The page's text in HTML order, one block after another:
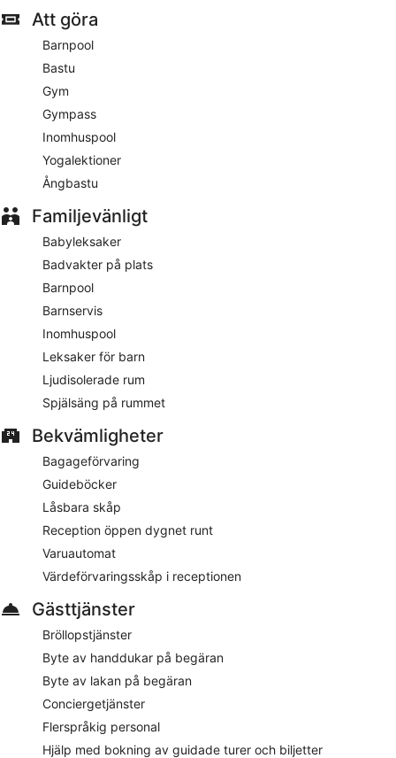
Wyndham Grand Yichang Riverside har en inomhuspool,
barnpool och ett gym. Här ingår gratis parkeringsservice.
Flerspråkig personal i receptionen kan hjälpa dig dygnet runt
med bokning av guidade turer och biljetter,
kemtvätt/tvättjänster och tillgång till värdeskåp. Detta hotell
i lyxstil har dessutom en bastu, en takterrass och gratis wi-fi i
Wyndham Grand Yichang Riverside erbjuder gäster tillträde
restauranger och kafé på plats.Du kan njuta av en drink på
baren/loungen. Gratis mottagning med manager erbjuds
uppkoppling.
7 mötesrum och kontorsplatser erbjuds. Möteslokaler på
detta hotell är 920 kvadratmeter och här finns
konferenscenter. Takterrass, varuautomat och flerspråkig
personal finns tillgängliga på Wyndham Grand Yichang
Riverside i lyxstil. Här erbjuds parkering och
parkeringsservice.Wyndham Grand Yichang Riverside
helrenoverades augusti 2025.
Rökning tillåts endast på särskilda platser på detta hotell
med 4,5 stjärnor i Yichang.
Mottagning med manager arrangeras gratis varje dag på
detta hotell.
玉英 中餐厅- restaurang som specialiserar sig på kinesiska
köket och serverar brunch, middag och lätta måltider.
Barnmeny finns. Bokning krävs. Öppet alla dagar
【雲】全日制餐厅
lokala och internationella rätter och serverar frukost, middag
och lätta måltider. Barnmeny finns. Bokning krävs. Öppet alla
gastronomi och endast serverar lätta måltider. Gästerna kan
beställa drinkar och umgås vid baren. Happy hour erbjuds.
Öppet alla dagar
大堂吧- lobbylounge på platsen. Öppet alla dagar
【多方】空中餐吧- pub på platsen. Öppet alla dagar
Boendet har rumsservice (under begränsade tider).
Att göra
Barnpool
Bastu
Gym
Gympass
Inomhuspool
Yogalektioner
Ångbastu
Familjevänligt
Babyleksaker
Badvakter på plats
Barnpool
Barnservis
Inomhuspool
Leksaker för barn
Ljudisolerade rum
Spjälsäng på rummet
Bekvämligheter
Bagageförvaring
Guideböcker
Låsbara skåp
Reception öppen dygnet runt
Varuautomat
Värdeförvaringsskåp i receptionen
Gästtjänster
Bröllopstjänster
Byte av handdukar på begäran
Byte av lakan på begäran
Conciergetjänster
Flerspråkig personal
Hjälp med bokning av guidade turer och biljetter